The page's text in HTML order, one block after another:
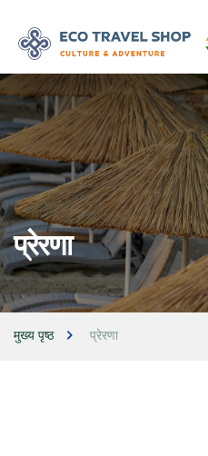
प्रेरणा
मुख्य पृष्ठ प्रेरणा